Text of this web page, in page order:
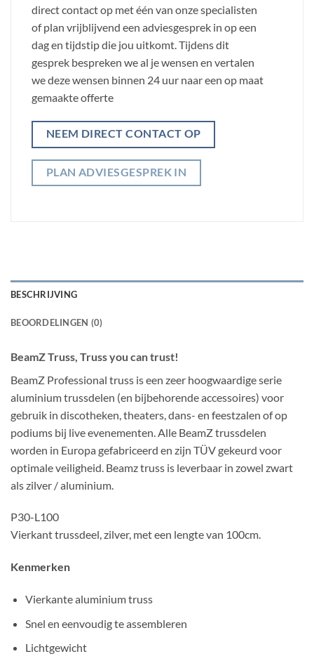
direct contact op met één van onze specialisten
of plan vrijblijvend een adviesgesprek in op een
dag en tijdstip die jou uitkomt. Tijdens dit
gesprek bespreken we al je wensen en vertalen
we deze wensen binnen 24 uur naar een op maat
gemaakte offerte
NEEM DIRECT CONTACT OP
PLAN ADVIESGESPREK IN
BESCHRIJVING
BEOORDELINGEN (0)
BeamZ Truss, Truss you can trust!
BeamZ Professional truss is een zeer hoogwaardige serie
aluminium trussdelen (en bijbehorende accessoires) voor
gebruik in discotheken, theaters, dans- en feestzalen of op
podiums bij live evenementen. Alle BeamZ trussdelen
worden in Europa gefabriceerd en zijn TÜV gekeurd voor
optimale veiligheid. Beamz truss is leverbaar in zowel zwart
als zilver / aluminium.
P30-L100
Vierkant trussdeel, zilver, met een lengte van 100cm.
Kenmerken
Vierkante aluminium truss
Snel en eenvoudig te assembleren
Lichtgewicht